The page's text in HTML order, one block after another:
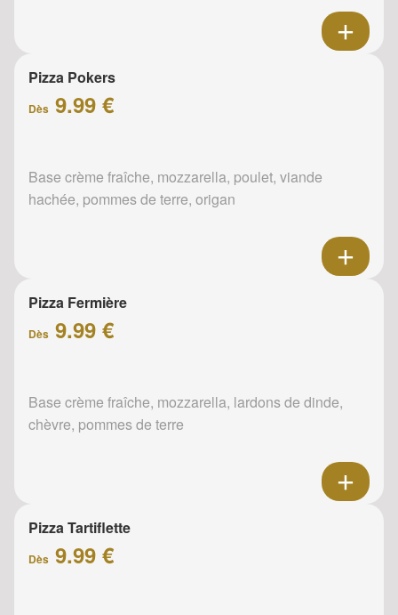
Pizza Pokers
Dès 9.99 €
Base crème fraîche, mozzarella, poulet, viande
hachée, pommes de terre, origan
Pizza Fermière
Dès 9.99 €
Base crème fraîche, mozzarella, lardons de dinde,
chèvre, pommes de terre
Pizza Tartiflette
Dès 9.99 €